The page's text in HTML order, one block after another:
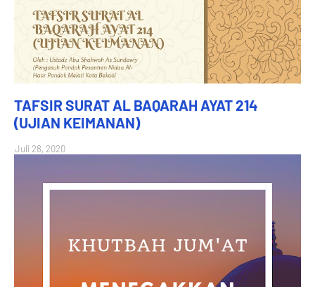
TAFSIR SURAT AL BAQARAH AYAT 214
(UJIAN KEIMANAN)
Juli 28, 2020